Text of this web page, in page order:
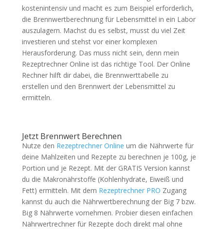
kostenintensiv und macht es zum Beispiel erforderlich,
die Brennwertberechnung für Lebensmittel in ein Labor
auszulagern. Machst du es selbst, musst du viel Zeit
investieren und stehst vor einer komplexen
Herausforderung. Das muss nicht sein, denn mein
Rezeptrechner Online ist das richtige Tool. Der Online
Rechner hilft dir dabei, die Brennwerttabelle zu
erstellen und den Brennwert der Lebensmittel zu
ermitteln.
Jetzt Brennwert Berechnen
Nutze den Rezeptrechner Online um die Nährwerte für
deine Mahlzeiten und Rezepte zu berechnen je 100g, je
Portion und je Rezept. Mit der GRATIS Version kannst
du die Makronährstoffe (Kohlenhydrate, Eiweiß und
Fett) ermitteln. Mit dem Rezeptrechner PRO Zugang
kannst du auch die Nährwertberechnung der Big 7 bzw.
Big 8 Nährwerte vornehmen. Probier diesen einfachen
Nährwertrechner für Rezepte doch direkt mal ohne